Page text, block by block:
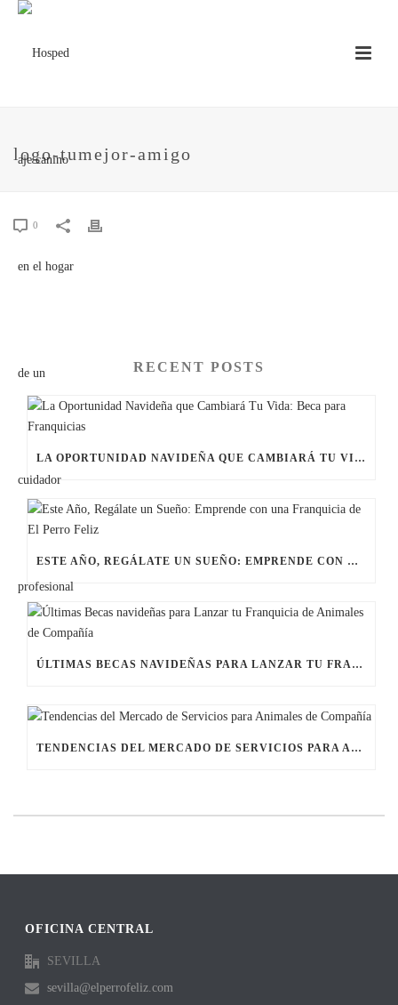
logo-tumejor-amigo
0
RECENT POSTS
LA OPORTUNIDAD NAVIDEÑA QUE CAMBIARÁ TU VIDA: BECA PARA FRANQUICIAS
ESTE AÑO, REGÁLATE UN SUEÑO: EMPRENDE CON UNA FRANQUICIA DE EL PERRO FELIZ
ÚLTIMAS BECAS NAVIDEÑAS PARA LANZAR TU FRANQUICIA DE ANIMALES DE COMPAÑÍA
TENDENCIAS DEL MERCADO DE SERVICIOS PARA ANIMALES DE COMPAÑÍA
OFICINA CENTRAL
SEVILLA
sevilla@elperrofeliz.com